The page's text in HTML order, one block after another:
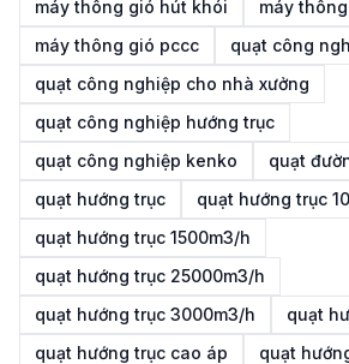
máy thông gió hút khói
máy
máy thông gió pccc
quạt công
quạt công nghiệp cho nhà xưởng
quạt công nghiệp hướng trục
quạt công nghiệp kenko
quạt
quạt hướng trục
quạt hướng trục
quạt hướng trục 1500m3/h
quạt hướng trục 25000m3/h
quạt hướng trục 3000m3/h
quạt
quạt hướng trục cao áp
quạt